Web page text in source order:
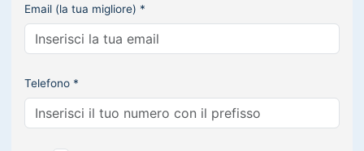
Email (la tua migliore) *
Telefono *